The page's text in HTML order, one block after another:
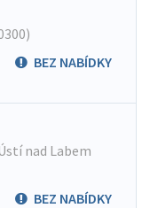
BEZ NABÍDKY
nad Labem
BEZ NABÍDKY